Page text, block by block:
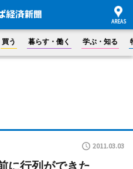
買う 暮らす・働く 学ぶ・知る
2011.03.03
に行列ができた